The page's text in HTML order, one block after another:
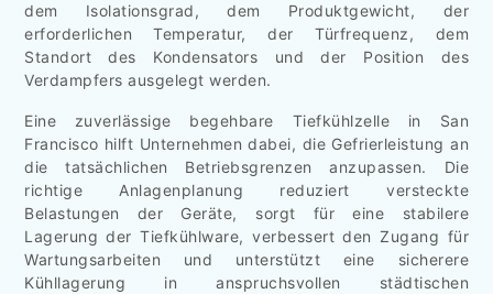
dem Isolationsgrad, dem Produktgewicht, der
erforderlichen Temperatur, der Türfrequenz, dem
Standort des Kondensators und der Position des
Verdampfers ausgelegt werden.
Eine zuverlässige begehbare Tiefkühlzelle in San
Francisco hilft Unternehmen dabei, die Gefrierleistung an
die tatsächlichen Betriebsgrenzen anzupassen. Die
richtige Anlagenplanung reduziert versteckte
Belastungen der Geräte, sorgt für eine stabilere
Lagerung der Tiefkühlware, verbessert den Zugang für
Wartungsarbeiten und unterstützt eine sicherere
Kühllagerung in anspruchsvollen städtischen